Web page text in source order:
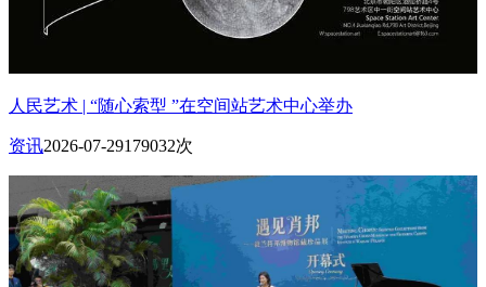
人民艺术 | “随心索型 ”在空间站艺术中心举办
资讯2026-07-29179032次